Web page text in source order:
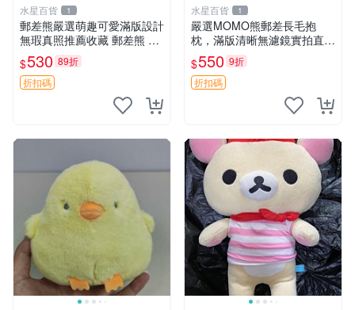
水星百貨 1
郵差熊嚴選萌趣可愛滿版設計
無瑕真照推薦收藏 郵差熊 熊
抱枕 紅薯啵啵間
$530 89折
折扣碼
水星百貨 1
嚴選MOMO熊郵差長毛抱
枕，滿版清晰無濾鏡實拍直
銷。每周新品到貨，不容錯
過！ 郵差熊 長毛 抱枕
$550 9折
折扣碼